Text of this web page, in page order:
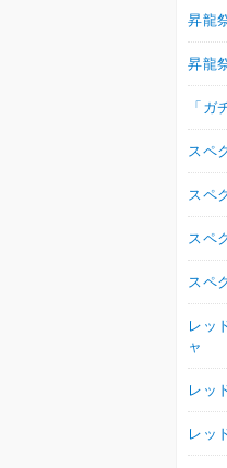
昇龍
昇龍
「ガ
スペ
スペ
スペ
スペ
レッ
ャ
レッ
レッ